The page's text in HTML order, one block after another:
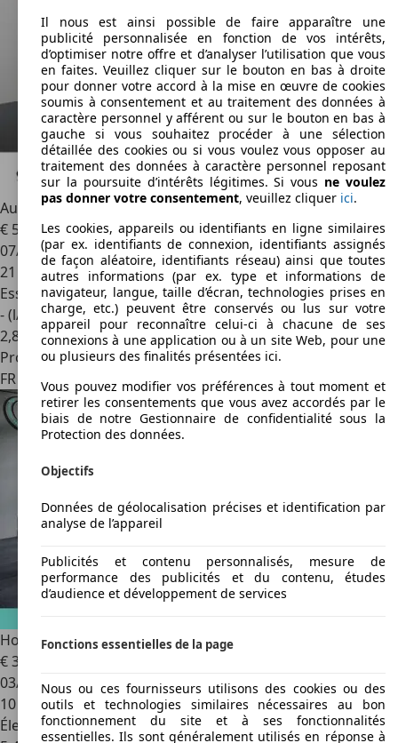
Audi A5Avant TFSI quattro S line Matrix Navi AVV
€ 50 9801
07/2024
21 000 km
Essence
- (l/100 km)
2,8
Professionnel
FR 67480
Honda HR-V1.5 i-MMD 131ch e:HEV Advance Style
€ 37 690
03/2026
10 km
Électrique/Essence
Il nous est ainsi possible de faire apparaître une
publicité personnalisée en fonction de vos intérêts,
d’optimiser notre offre et d’analyser l’utilisation que vous
en faites. Veuillez cliquer sur le bouton en bas à droite
pour donner votre accord à la mise en œuvre de cookies
soumis à consentement et au traitement des données à
caractère personnel y afférent ou sur le bouton en bas à
gauche si vous souhaitez procéder à une sélection
détaillée des cookies ou si vous voulez vous opposer au
traitement des données à caractère personnel reposant
sur la poursuite d’intérêts légitimes. Si vous ne voulez
pas donner votre consentement, veuillez cliquer ici.
Les cookies, appareils ou identifiants en ligne similaires
(par ex. identifiants de connexion, identifiants assignés
de façon aléatoire, identifiants réseau) ainsi que toutes
autres informations (par ex. type et informations de
navigateur, langue, taille d’écran, technologies prises en
charge, etc.) peuvent être conservés ou lus sur votre
appareil pour reconnaître celui-ci à chacune de ses
connexions à une application ou à un site Web, pour une
ou plusieurs des finalités présentées ici.
Vous pouvez modifier vos préférences à tout moment et
retirer les consentements que vous avez accordés par le
biais de notre Gestionnaire de confidentialité sous la
Protection des données.
Objectifs
Données de géolocalisation précises et identification par
analyse de l’appareil
Publicités et contenu personnalisés, mesure de
performance des publicités et du contenu, études
d’audience et développement de services
Fonctions essentielles de la page
Nous ou ces fournisseurs utilisons des cookies ou des
outils et technologies similaires nécessaires au bon
fonctionnement du site et à ses fonctionnalités
essentielles. Ils sont généralement utilisés en réponse à